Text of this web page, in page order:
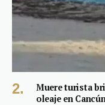
Muere turista
oleaje en